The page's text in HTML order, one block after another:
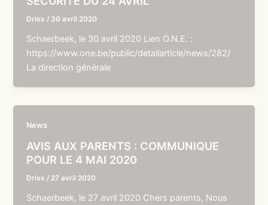
Driss / 30 avril 2020
Schaerbeek, le 30 avril 2020 Lien O.N.E. :
https://www.one.be/public/detailarticle/news/282/
La direction générale
News
AVIS AUX PARENTS : COMMUNIQUE
POUR LE 4 MAI 2020
Driss / 27 avril 2020
Schaerbeek, le 27 avril 2020 Chers parents, Nous